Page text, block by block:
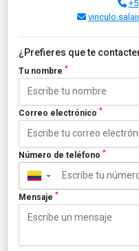
¿Prefieres que te
Tu nombre *
Correo electrónico *
Número de teléfono *
▼
Mensaje *